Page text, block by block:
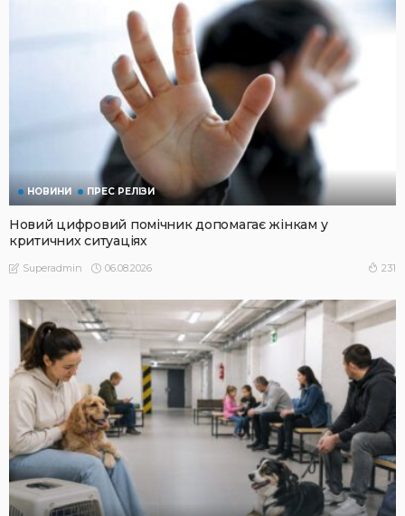
НОВИНИ ПРЕС РЕЛІЗИ
Новий цифровий помічник допомагає жінкам у
критичних ситуаціях
Superadmin 06.08.2026 231